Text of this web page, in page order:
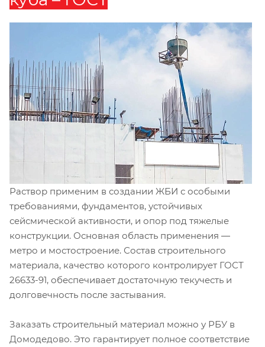
Раствор применим в создании ЖБИ с особыми
требованиями, фундаментов, устойчивых
сейсмической активности, и опор под тяжелые
конструкции. Основная область применения ―
метро и мостостроение. Состав строительного
материала, качество которого контролирует ГОСТ
26633-91, обеспечивает достаточную текучесть и
долговечность после застывания.
Заказать строительный материал можно у РБУ в
Домодедово. Это гарантирует полное соответствие